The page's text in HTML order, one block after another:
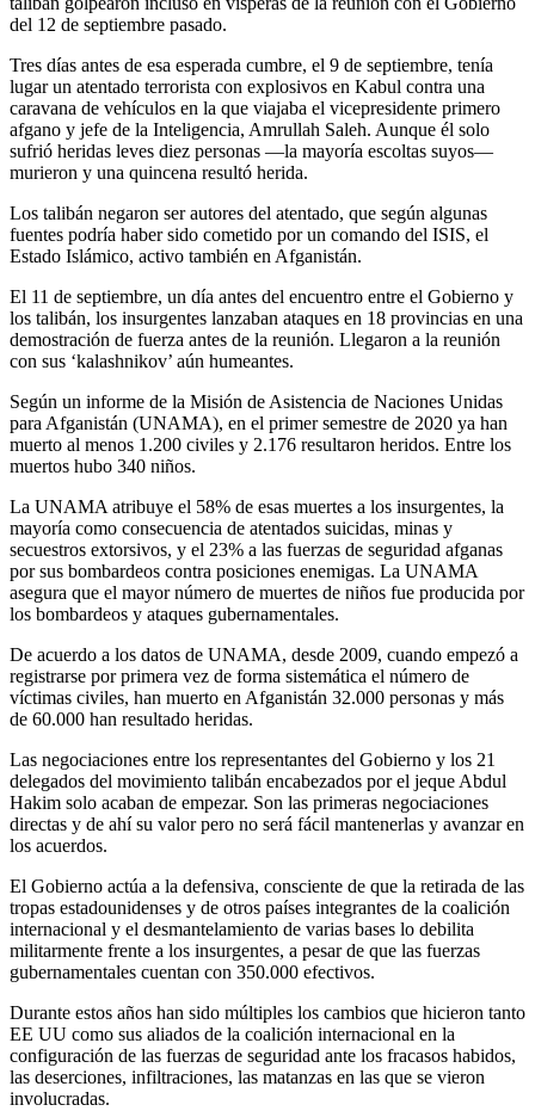
del 12 de septiembre pasado.
Tres días antes de esa esperada cumbre, el 9 de septiembre, tenía
lugar un atentado terrorista con explosivos en Kabul contra una
caravana de vehículos en la que viajaba el vicepresidente primero
afgano y jefe de la Inteligencia, Amrullah Saleh. Aunque él solo
sufrió heridas leves diez personas —la mayoría escoltas suyos—
murieron y una quincena resultó herida.
Los talibán negaron ser autores del atentado, que según algunas
fuentes podría haber sido cometido por un comando del ISIS, el
Estado Islámico, activo también en Afganistán.
El 11 de septiembre, un día antes del encuentro entre el Gobierno y
los talibán, los insurgentes lanzaban ataques en 18 provincias en una
demostración de fuerza antes de la reunión. Llegaron a la reunión
con sus ‘kalashnikov’ aún humeantes.
Según un informe de la Misión de Asistencia de Naciones Unidas
para Afganistán (UNAMA), en el primer semestre de 2020 ya han
muerto al menos 1.200 civiles y 2.176 resultaron heridos. Entre los
muertos hubo 340 niños.
La UNAMA atribuye el 58% de esas muertes a los insurgentes, la
mayoría como consecuencia de atentados suicidas, minas y
secuestros extorsivos, y el 23% a las fuerzas de seguridad afganas
por sus bombardeos contra posiciones enemigas. La UNAMA
asegura que el mayor número de muertes de niños fue producida por
los bombardeos y ataques gubernamentales.
De acuerdo a los datos de UNAMA, desde 2009, cuando empezó a
registrarse por primera vez de forma sistemática el número de
víctimas civiles, han muerto en Afganistán 32.000 personas y más
de 60.000 han resultado heridas.
Las negociaciones entre los representantes del Gobierno y los 21
delegados del movimiento talibán encabezados por el jeque Abdul
Hakim solo acaban de empezar. Son las primeras negociaciones
directas y de ahí su valor pero no será fácil mantenerlas y avanzar en
los acuerdos.
El Gobierno actúa a la defensiva, consciente de que la retirada de las
tropas estadounidenses y de otros países integrantes de la coalición
internacional y el desmantelamiento de varias bases lo debilita
militarmente frente a los insurgentes, a pesar de que las fuerzas
gubernamentales cuentan con 350.000 efectivos.
Durante estos años han sido múltiples los cambios que hicieron tanto
EE UU como sus aliados de la coalición internacional en la
configuración de las fuerzas de seguridad ante los fracasos habidos,
las deserciones, infiltraciones, las matanzas en las que se vieron
involucradas.